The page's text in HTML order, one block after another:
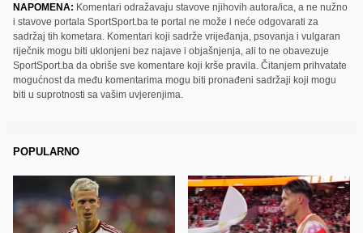
NAPOMENA: Komentari odražavaju stavove njihovih autora/ica, a ne nužno
i stavove portala SportSport.ba te portal ne može i neće odgovarati za
sadržaj tih kometara. Komentari koji sadrže vrijeđanja, psovanja i vulgaran
riječnik mogu biti uklonjeni bez najave i objašnjenja, ali to ne obavezuje
SportSport.ba da obriše sve komentare koji krše pravila. Čitanjem prihvatate
mogućnost da među komentarima mogu biti pronađeni sadržaji koji mogu
biti u suprotnosti sa vašim uvjerenjima.
POPULARNO